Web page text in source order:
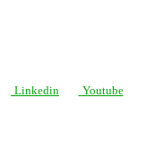
Linkedin Youtube